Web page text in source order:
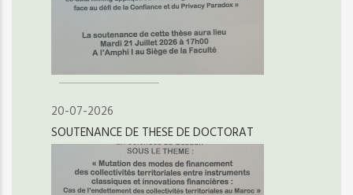
20-07-2026
SOUTENANCE DE THESE DE DOCTORAT